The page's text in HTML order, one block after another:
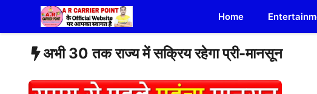
content
Home
अभी 30 तक राज्य में सक्रिय रहेगा प्री-मानसून